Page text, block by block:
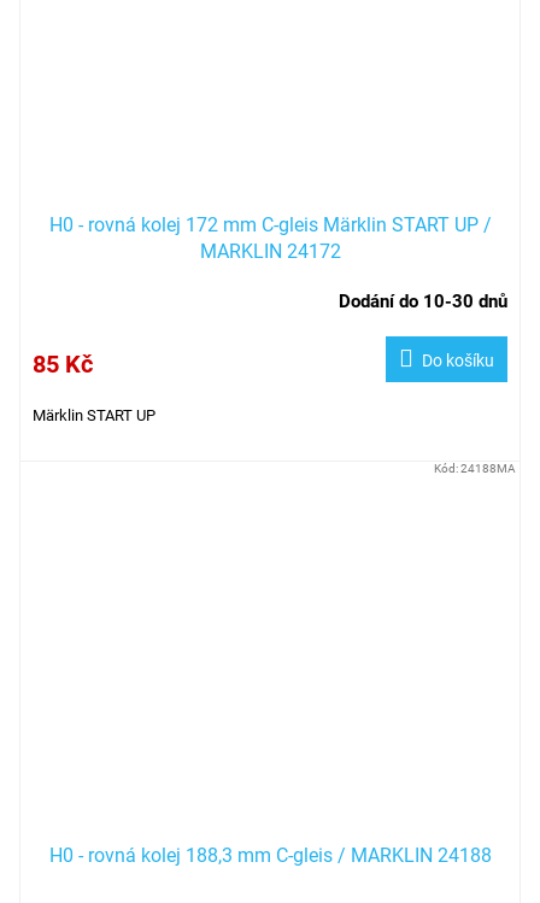
H0 - rovná kolej 172 mm C-gleis Märklin START UP /
MARKLIN 24172
Dodání do 10-30 dnů
85 Kč Do košíku
Märklin START UP
H0 - rovná kolej 188,3 mm C-gleis / MARKLIN 24188
Kód:24188MA